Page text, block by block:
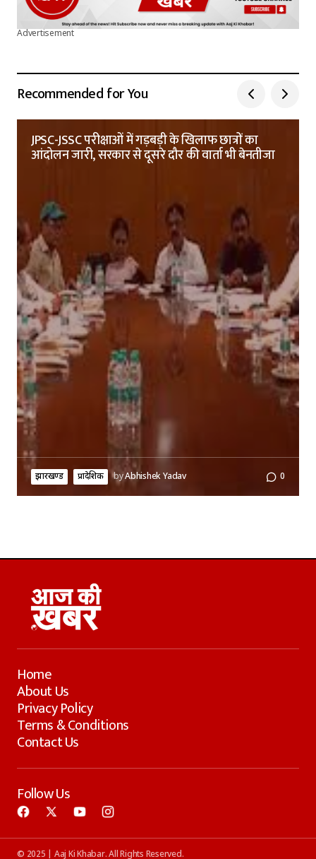
Advertisement
Recommended for You
JPSC-JSSC परीक्षाओं में गड़बड़ी के खिलाफ छात्रों का
आंदोलन जारी, सरकार से दूसरे दौर की वार्ता भी बेनतीजा
झारखण्ड प्रादेशिक byAbhishek Yadav 0
Home
About Us
Privacy Policy
Terms & Conditions
Contact Us
Follow Us
© 2025 | Aaj Ki Khabar. All Rights Reserved.